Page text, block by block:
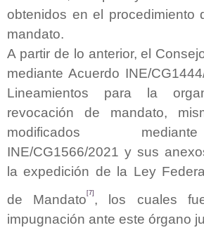
obtenidos en el procedimiento
mandato.
A partir de lo anterior, el
mediante Acuerdo INE/
Lineamientos para la
revocación de mandato,
modificados
INE/CG1566/2021 y sus
la expedición de la Ley
de Mandato[7] , los cuales
impugnación ante este órgano